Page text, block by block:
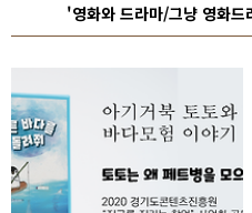
'영화와 드라마/그냥 영화드